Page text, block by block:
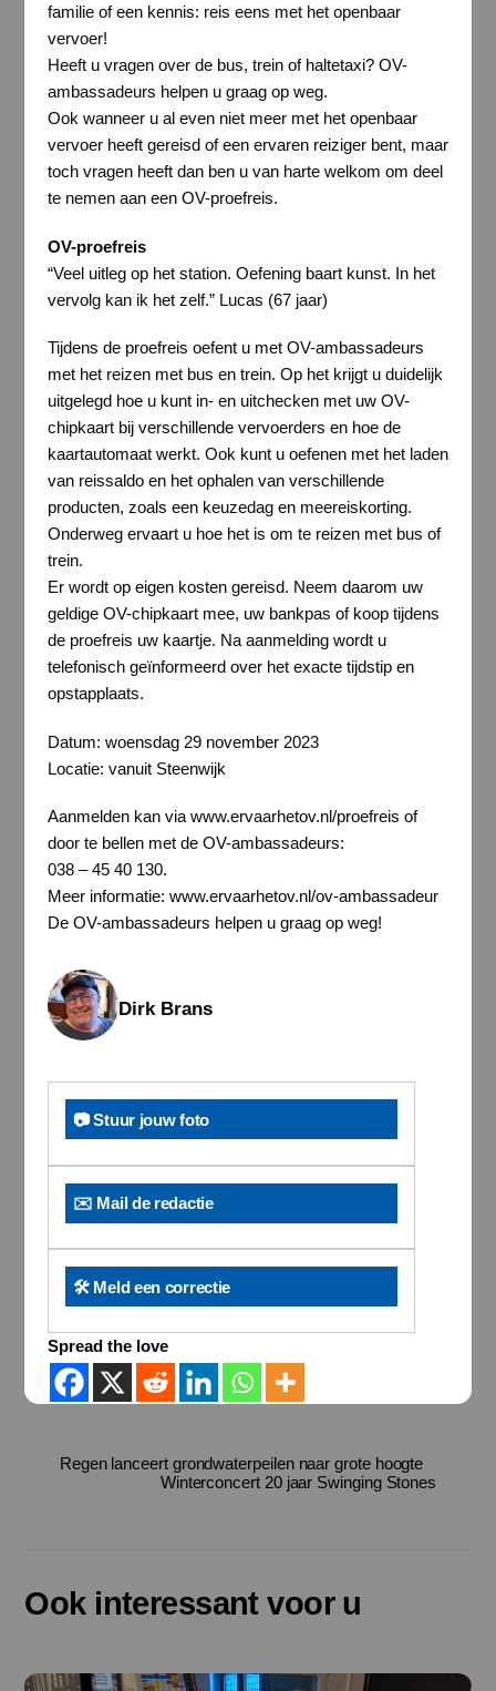
familie of een kennis: reis eens met het openbaar
vervoer!
Heeft u vragen over de bus, trein of haltetaxi? OV-
ambassadeurs helpen u graag op weg.
Ook wanneer u al even niet meer met het openbaar
vervoer heeft gereisd of een ervaren reiziger bent, maar
toch vragen heeft dan ben u van harte welkom om deel
te nemen aan een OV-proefreis.
OV-proefreis
“Veel uitleg op het station. Oefening baart kunst. In het
vervolg kan ik het zelf.” Lucas (67 jaar)
Tijdens de proefreis oefent u met OV-ambassadeurs
met het reizen met bus en trein. Op het krijgt u duidelijk
uitgelegd hoe u kunt in- en uitchecken met uw OV-
chipkaart bij verschillende vervoerders en hoe de
kaartautomaat werkt. Ook kunt u oefenen met het laden
van reissaldo en het ophalen van verschillende
producten, zoals een keuzedag en meereiskorting.
Onderweg ervaart u hoe het is om te reizen met bus of
trein.
Er wordt op eigen kosten gereisd. Neem daarom uw
geldige OV-chipkaart mee, uw bankpas of koop tijdens
de proefreis uw kaartje. Na aanmelding wordt u
telefonisch geïnformeerd over het exacte tijdstip en
opstapplaats.
Datum: woensdag 29 november 2023
Locatie: vanuit Steenwijk
Aanmelden kan via www.ervaarhetov.nl/proefreis of
door te bellen met de OV-ambassadeurs:
038 – 45 40 130.
Meer informatie: www.ervaarhetov.nl/ov-ambassadeur
De OV-ambassadeurs helpen u graag op weg!
Dirk Brans
📷 Stuur jouw foto
✉️ Mail de redactie
🛠️ Meld een correctie
Spread the love
Regen lanceert grondwaterpeilen naar grote hoogte
Winterconcert 20 jaar Swinging Stones
Ook interessant voor u